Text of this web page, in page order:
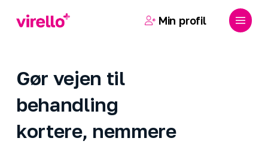
Min profil Menu
Gør vejen til
behandling
kortere, nemmere